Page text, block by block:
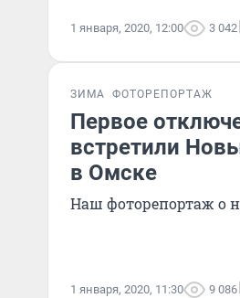
1 января, 2020, 12:00 3 042
ЗИМА ФОТОРЕПОРТАЖ
Первое
встретили
в Омске
Наш фоторепортаж о
1 января, 2020, 11:30 9 086